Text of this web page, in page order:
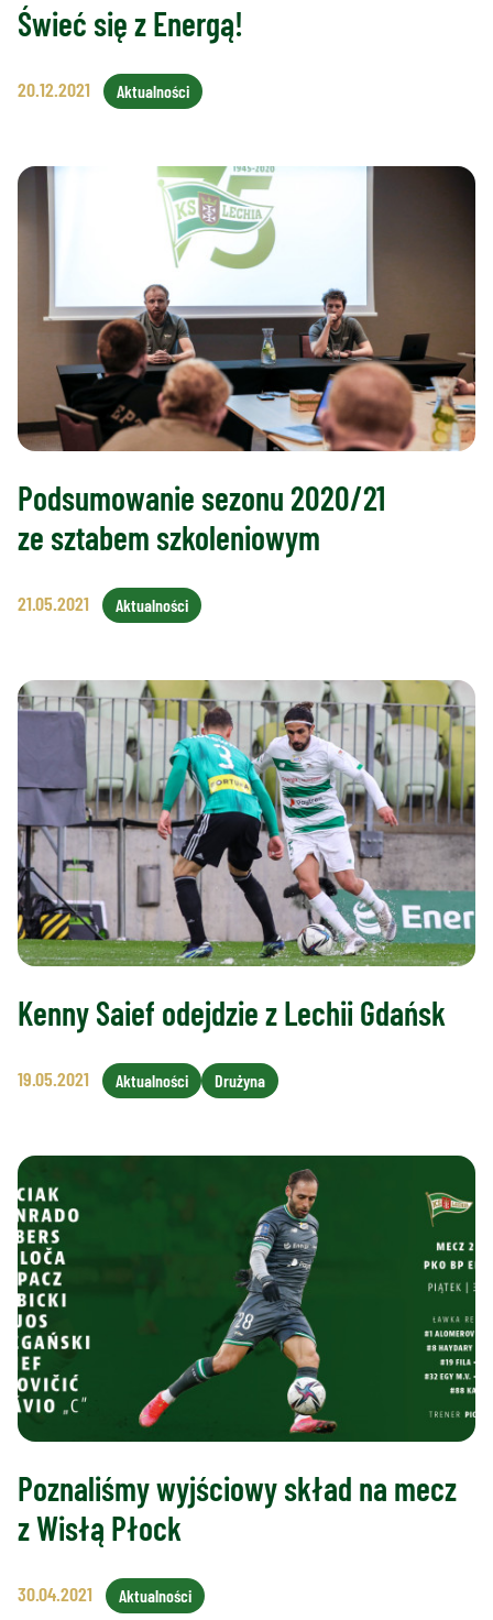
Świeć się z Energą!
20.12.2021 Aktualności
Podsumowanie sezonu 2020/21
ze sztabem szkoleniowym
21.05.2021 Aktualności
Kenny Saief odejdzie z Lechii Gdańsk
19.05.2021 Aktualności Drużyna
Poznaliśmy wyjściowy skład na mecz
z Wisłą Płock
30.04.2021 Aktualności